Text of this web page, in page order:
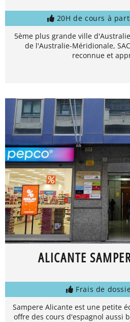
20H de cours à
5ème plus grande ville
de l'Australie-Méridionale,
reconnue et
ALICANTE
Frais de
Sampere Alicante est une petite
offre des cours d'espagnol aussi